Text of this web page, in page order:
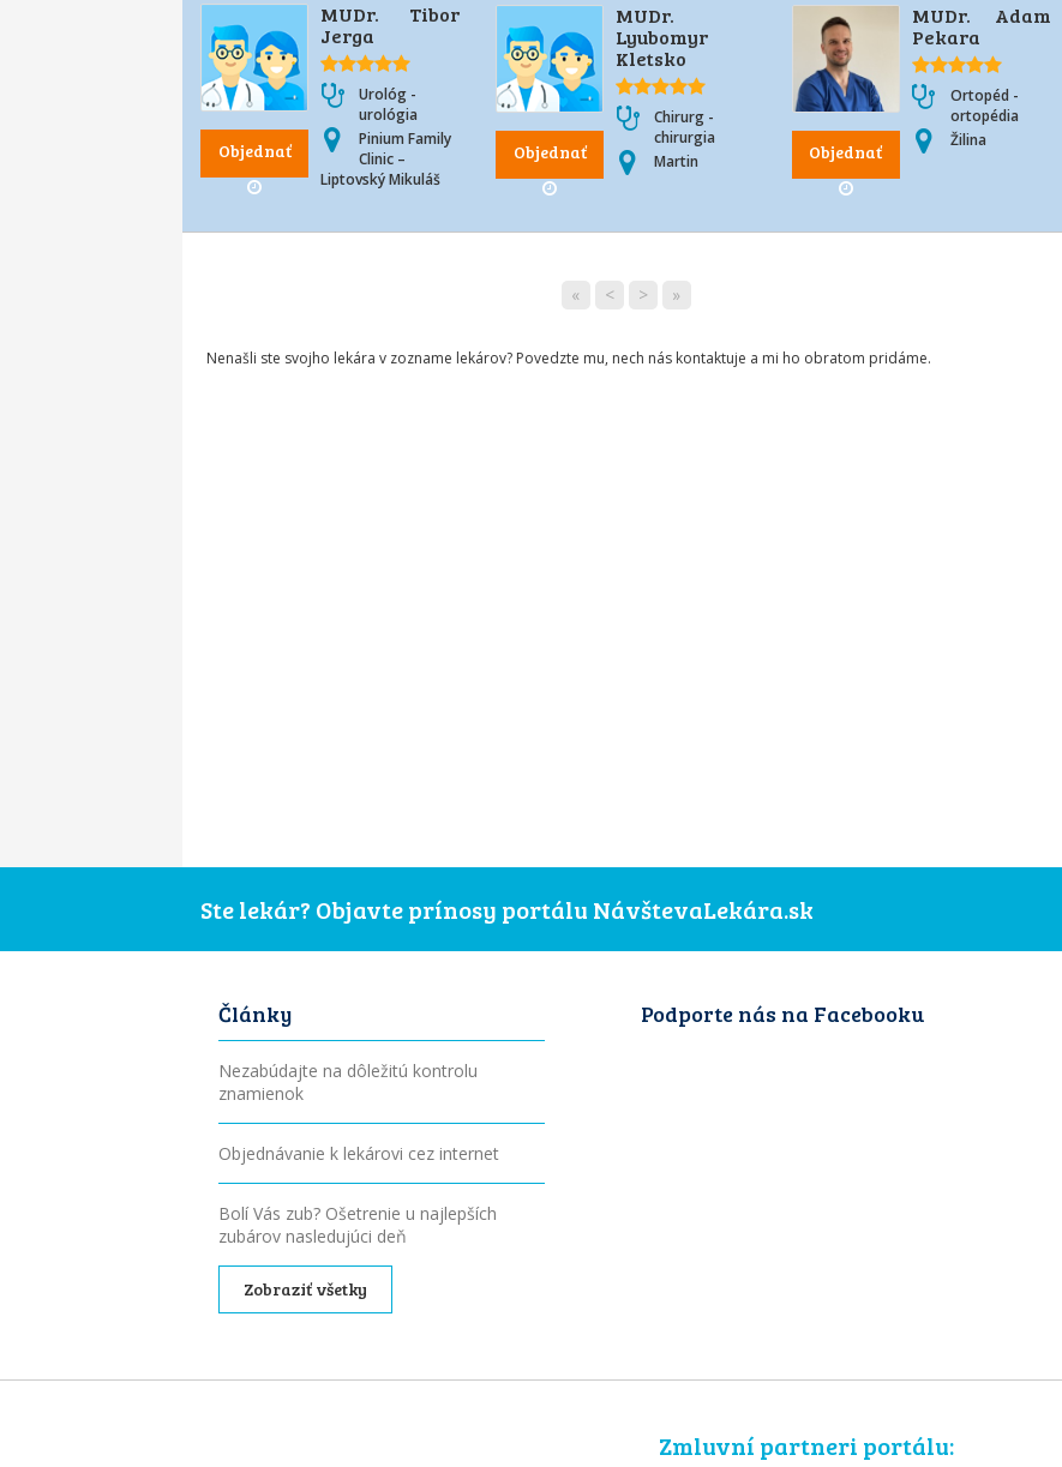
Objednať
MUDr. Tibor
Jerga
Urológ -
urológia
Pinium Family
Clinic –
Liptovský Mikuláš
Objednať
MUDr.
Lyubomyr
Kletsko
Chirurg -
chirurgia
Martin
Objednať
MUDr. Adam
Pekara
Ortopéd -
ortopédia
Žilina
« < > »
Nenašli ste svojho lekára v zozname lekárov? Povedzte mu, nech nás kontaktuje a mi ho obratom pridáme.
Ste lekár? Objavte prínosy portálu NávštevaLekára.sk
Články
Nezabúdajte na dôležitú kontrolu
znamienok
Objednávanie k lekárovi cez internet
Bolí Vás zub? Ošetrenie u najlepších
zubárov nasledujúci deň
Zobraziť všetky
Podporte nás na Facebooku
Zmluvní partneri portálu: